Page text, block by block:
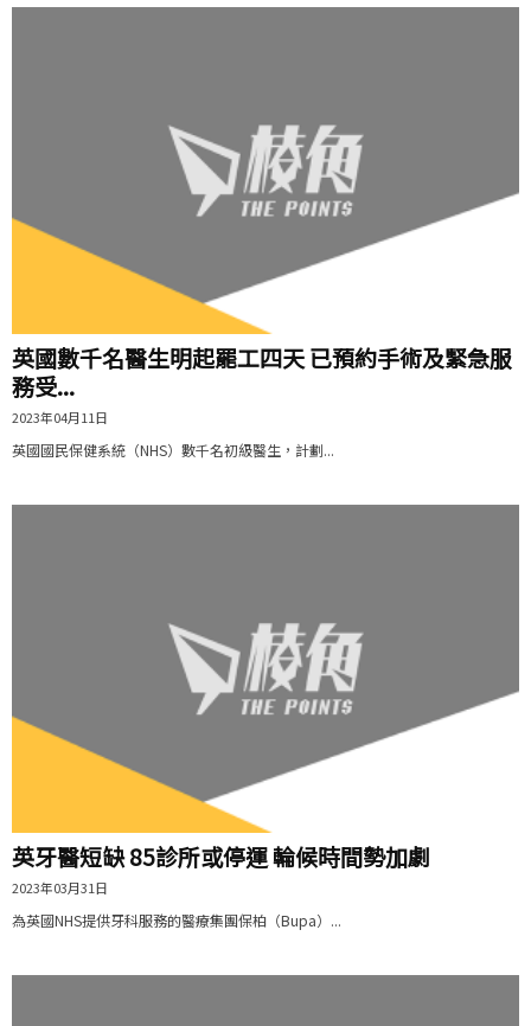
英國數千名醫生明起罷工四天 已預約手術及緊急服
務受...
2023年04月11日
英國國民保健系統（NHS）數千名初級醫生，計劃...
英牙醫短缺 85診所或停運 輪候時間勢加劇
2023年03月31日
為英國NHS提供牙科服務的醫療集團保柏（Bupa）...